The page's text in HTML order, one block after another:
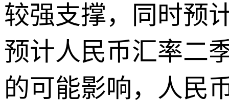
较强支撑，同时预
预计人民币汇率二
的可能影响，人民